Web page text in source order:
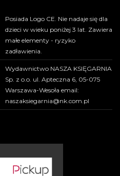
Posiada Logo CE. Nie nadaje się dla
dzieci w wieku poniżej 3 lat. Zawiera
małe elementy - ryzyko
zadławienia.
Wydawnictwo NASZA KSIĘGARNIA
Sp. z o.o. ul. Apteczna 6, 05-075
Warszawa-Wesoła email:
naszaksiegarnia@nk.com.pl